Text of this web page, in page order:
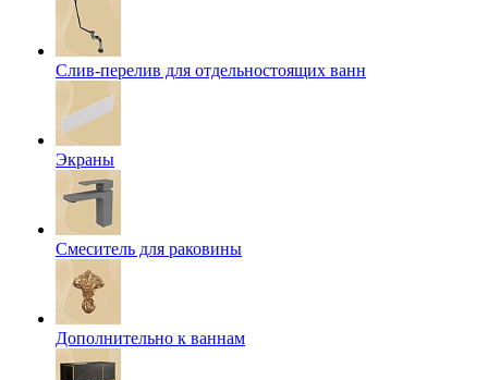
Слив-перелив для отдельностоящих ванн
Экраны
Смеситель для раковины
Дополнительно к ваннам